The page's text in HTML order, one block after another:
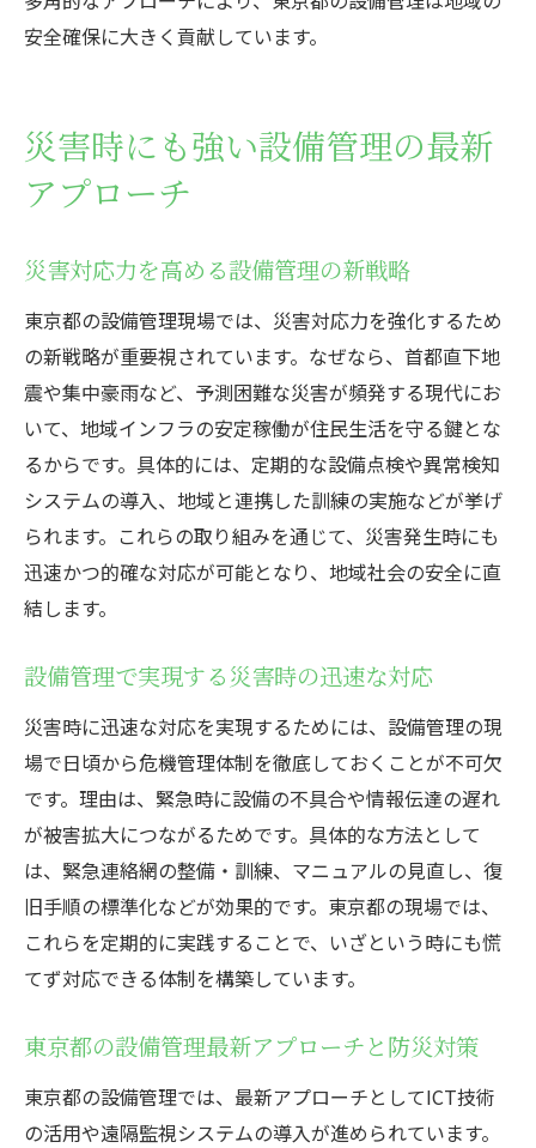
安全確保に大きく貢献しています。
災害時にも強い設備管理の最新
アプローチ
災害対応力を高める設備管理の新戦略
東京都の設備管理現場では、災害対応力を強化するため
の新戦略が重要視されています。なぜなら、首都直下地
震や集中豪雨など、予測困難な災害が頻発する現代にお
いて、地域インフラの安定稼働が住民生活を守る鍵とな
るからです。具体的には、定期的な設備点検や異常検知
システムの導入、地域と連携した訓練の実施などが挙げ
られます。これらの取り組みを通じて、災害発生時にも
迅速かつ的確な対応が可能となり、地域社会の安全に直
結します。
設備管理で実現する災害時の迅速な対応
災害時に迅速な対応を実現するためには、設備管理の現
場で日頃から危機管理体制を徹底しておくことが不可欠
です。理由は、緊急時に設備の不具合や情報伝達の遅れ
が被害拡大につながるためです。具体的な方法として
は、緊急連絡網の整備・訓練、マニュアルの見直し、復
旧手順の標準化などが効果的です。東京都の現場では、
これらを定期的に実践することで、いざという時にも慌
てず対応できる体制を構築しています。
東京都の設備管理最新アプローチと防災対策
東京都の設備管理では、最新アプローチとしてICT技術
の活用や遠隔監視システムの導入が進められています。